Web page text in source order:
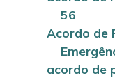
56
Acordo de
acordo de